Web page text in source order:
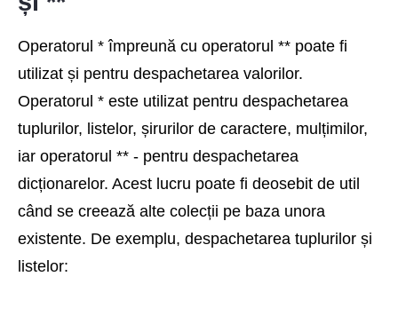
Operatorul * împreună cu operatorul ** poate fi
utilizat și pentru despachetarea valorilor.
Operatorul * este utilizat pentru despachetarea
tuplurilor, listelor, șirurilor de caractere, mulțimilor,
iar operatorul ** - pentru despachetarea
dicționarelor. Acest lucru poate fi deosebit de util
când se creează alte colecții pe baza unora
existente. De exemplu, despachetarea tuplurilor și
listelor: